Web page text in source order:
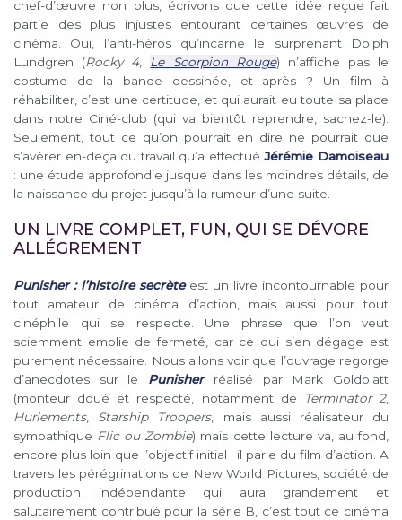
chef-d’œuvre non plus, écrivons que cette idée reçue fait
partie des plus injustes entourant certaines œuvres de
cinéma. Oui, l’anti-héros qu’incarne le surprenant Dolph
Lundgren (Rocky 4, Le Scorpion Rouge) n’affiche pas le
costume de la bande dessinée, et après ? Un film à
réhabiliter, c’est une certitude, et qui aurait eu toute sa place
dans notre Ciné-club (qui va bientôt reprendre, sachez-le).
Seulement, tout ce qu’on pourrait en dire ne pourrait que
s’avérer en-deça du travail qu’a effectuéJérémie Damoiseau
: une étude approfondie jusque dans les moindres détails, de
la naissance du projet jusqu’à la rumeur d’une suite.
UN LIVRE COMPLET, FUN, QUI SE DÉVORE
ALLÉGREMENT
Punisher : l’histoire secrèteest un livre incontournable pour
tout amateur de cinéma d’action, mais aussi pour tout
cinéphile qui se respecte. Une phrase que l’on veut
sciemment emplie de fermeté, car ce qui s’en dégage est
purement nécessaire. Nous allons voir que l’ouvrage regorge
d’anecdotes sur le Punisherréalisé par Mark Goldblatt
(monteur doué et respecté, notamment de
Terminator 2,
Hurlements, Starship Troopers, mais aussi réalisateur du
sympathique Flic ou Zombie) mais cette lecture va, au fond,
encore plus loin que l’objectif initial : il parle du film d’action. A
travers les pérégrinations de New World Pictures, société de
production indépendante qui aura grandement et
salutairement contribué pour la série B, c’est tout ce cinéma